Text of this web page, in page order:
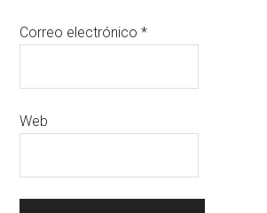
Correo electrónico*
Web